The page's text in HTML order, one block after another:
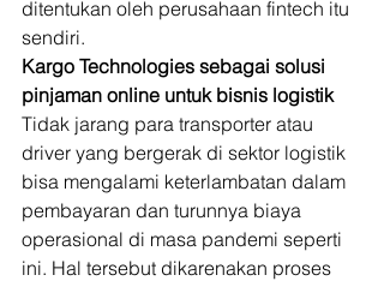
ditentukan oleh perusahaan fintech itu
sendiri.
Kargo Technologies sebagai solusi
pinjaman online untuk bisnis logistik
Tidak jarang para transporter atau
driver yang bergerak di sektor logistik
bisa mengalami keterlambatan dalam
pembayaran dan turunnya biaya
operasional di masa pandemi seperti
ini. Hal tersebut dikarenakan proses